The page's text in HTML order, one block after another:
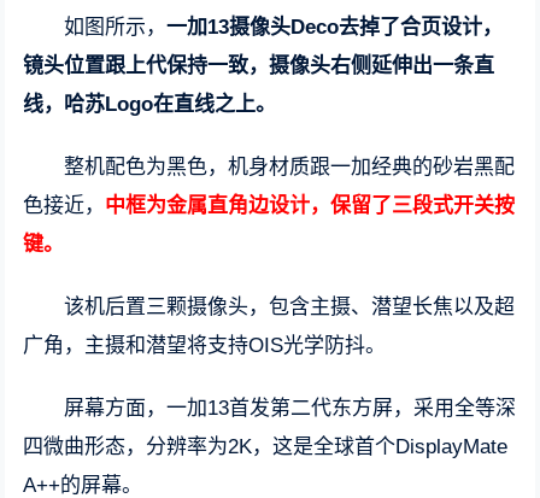
如图所示，一加13摄像头Deco去掉了合页设计，
镜头位置跟上代保持一致，摄像头右侧延伸出一条直
线，哈苏Logo在直线之上。
整机配色为黑色，机身材质跟一加经典的砂岩黑配
色接近， 中框为金属直角边设计，保留了三段式开关按
键。
该机后置三颗摄像头，包含主摄、潜望长焦以及超
广角，主摄和潜望将支持OIS光学防抖。
屏幕方面，一加13首发第二代东方屏，采用全等深
四微曲形态，分辨率为2K，这是全球首个DisplayMate
A++的屏幕。